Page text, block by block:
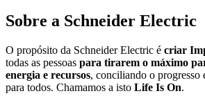
Sobre a Schneider Electric
O propósito da Schneider Electric é criar
todas as pessoas para tirarem o máximo
energia e recursos, conciliando o progresso
para todos. Chamamos a isto Life Is On.